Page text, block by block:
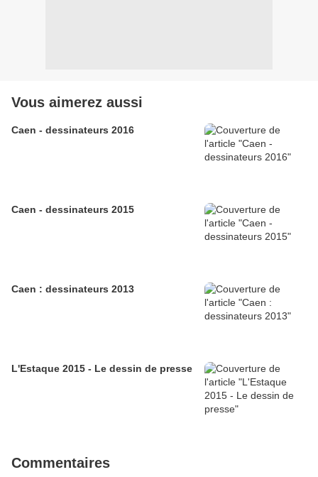
Vous aimerez aussi
Caen - dessinateurs 2016
Caen - dessinateurs 2015
Caen : dessinateurs 2013
L'Estaque 2015 - Le dessin de presse
Commentaires